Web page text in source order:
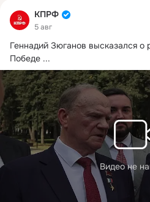
КПРФ
5 авг
Геннадий Зюганов высказался
Победе ...
Видео не